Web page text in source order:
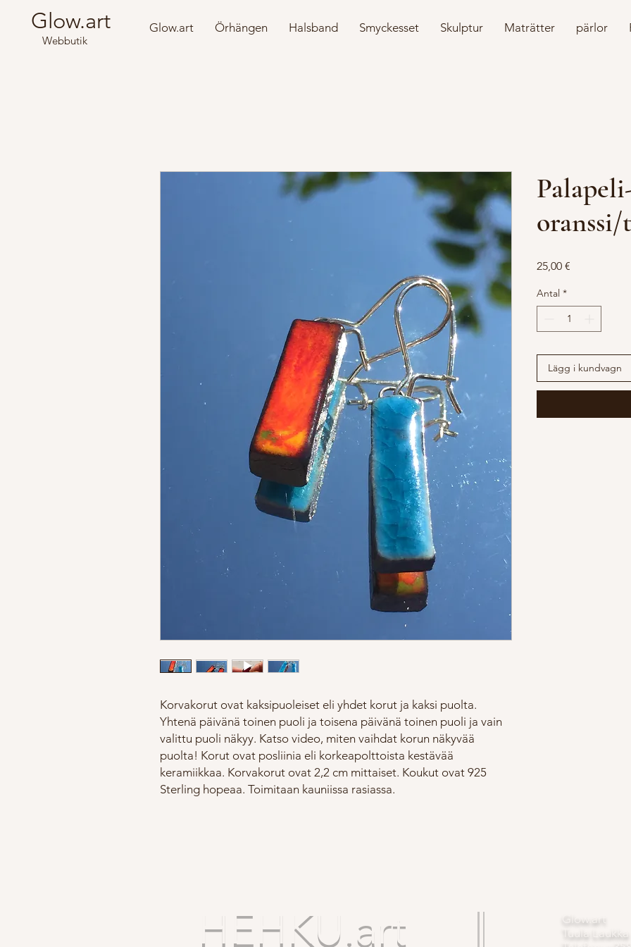
Glow.art Glow.art Örhängen Halsband Smyckesset Skulptur Maträtter pärlor
Webbutik
Korvakorut ovat kaksipuoleiset eli yhdet korut ja kaksi puolta.
Yhtenä päivänä toinen puoli ja toisena päivänä toinen puoli ja vain
valittu puoli näkyy. Katso video, miten vaihdat korun näkyvää
puolta! Korut ovat posliinia eli korkeapolttoista kestävää
keramiikkaa. Korvakorut ovat 2,2 cm mittaiset. Koukut ovat 925
Sterling hopeaa. Toimitaan kauniissa rasiassa.
25,00 €
Antal *
Lägg i kundvagn
HEHKU.art
Glow.art
Tuula Laukka